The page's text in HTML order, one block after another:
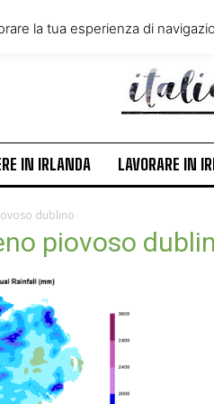
IN IRLANDA LAVORARE IN
dublino
piovoso
la tua esperienza di